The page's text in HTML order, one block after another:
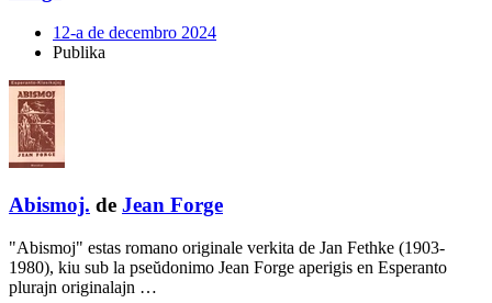
12-a de decembro 2024
Publika
Abismoj. de Jean Forge
"Abismoj" estas romano originale verkita de Jan Fethke (1903-
1980), kiu sub la pseŭdonimo Jean Forge aperigis en Esperanto
plurajn originalajn …